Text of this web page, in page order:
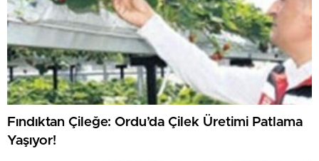
Fındıktan Çileğe: Ordu’da Çilek Üretimi Patlama
Yaşıyor!